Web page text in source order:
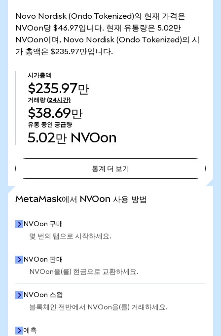
Novo Nordisk (Ondo Tokenized)의 현재 가격은
NVOon당 $46.97입니다. 현재 유통량은 5.02만
NVOon이며, Novo Nordisk (Ondo Tokenized)의 시
가 총액은 $235.97만입니다.
시가총액
$235.97만
거래량 (24시간)
$38.69만
유통 중인 공급량
5.02만 NVOon
통계 더 보기
MetaMask에서 NVOon 사용 방법
NVOon 구매
몇 번의 탭으로 시작하세요.
NVOon 판매
NVOon을(를) 현금으로 교환하세요.
NVOon 스왑
블록체인 전반에서 NVOon을(를) 거래하세요.
예측